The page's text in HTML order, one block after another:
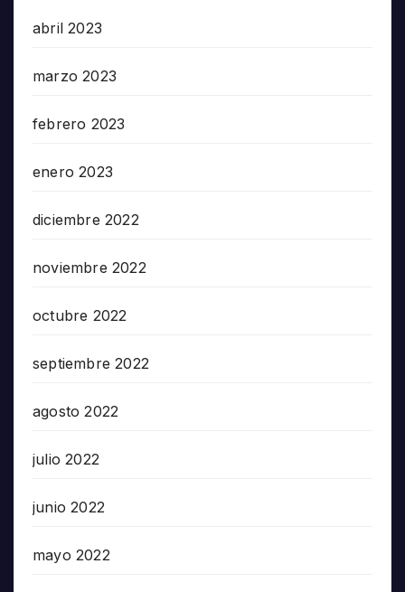
abril 2023
marzo 2023
febrero 2023
enero 2023
diciembre 2022
noviembre 2022
octubre 2022
septiembre 2022
agosto 2022
julio 2022
junio 2022
mayo 2022